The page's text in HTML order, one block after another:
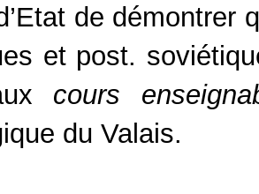
de démontrer
et post.
cours
du Valais.